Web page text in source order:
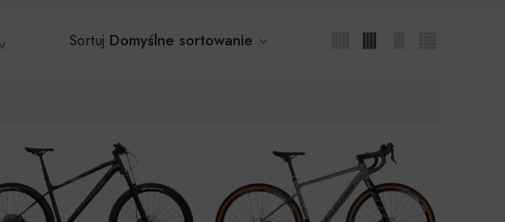
Sortuj Domyślne sortowanie